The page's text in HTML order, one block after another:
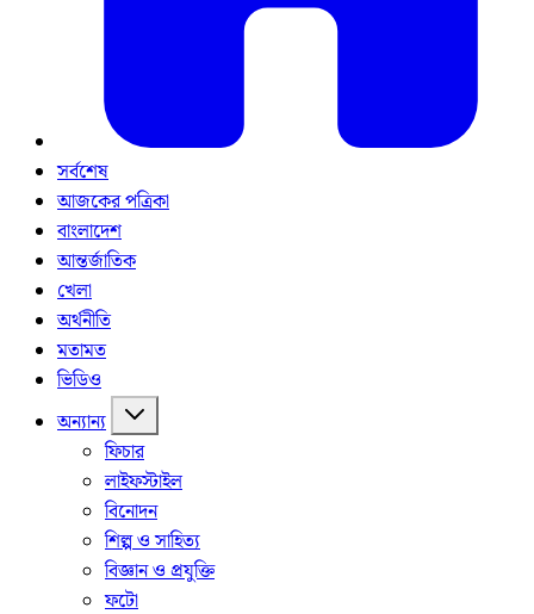
সর্বশেষ
আজকের পত্রিকা
বাংলাদেশ
আন্তর্জাতিক
খেলা
অর্থনীতি
মতামত
ভিডিও
অন্যান্য
ফিচার
লাইফস্টাইল
বিনোদন
শিল্প ও সাহিত্য
বিজ্ঞান ও প্রযুক্তি
ফটো